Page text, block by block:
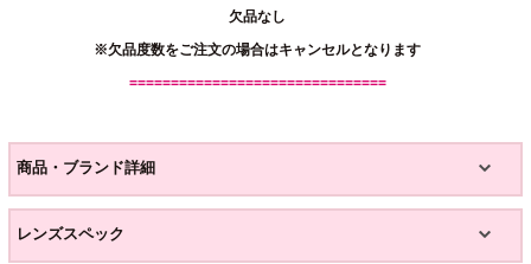
欠品なし
※欠品度数をご注文の場合はキャンセルとなります
===============================
商品・ブランド詳細
レンズスペック